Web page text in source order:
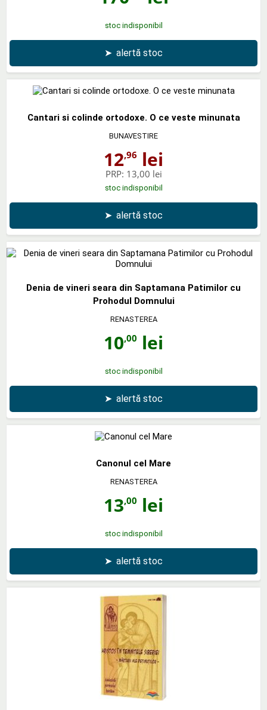
stoc indisponibil
➤ alertă stoc
Cantari si colinde ortodoxe. O ce veste minunata
BUNAVESTIRE
12,96 lei
PRP: 13,00 lei
stoc indisponibil
➤ alertă stoc
Denia de vineri seara din Saptamana Patimilor cu
Prohodul Domnului
RENASTEREA
10,00 lei
stoc indisponibil
➤ alertă stoc
Canonul cel Mare
RENASTEREA
13,00 lei
stoc indisponibil
➤ alertă stoc